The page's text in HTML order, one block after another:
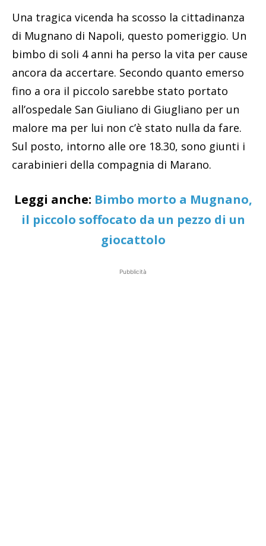
Una tragica vicenda ha scosso la cittadinanza
di Mugnano di Napoli, questo pomeriggio. Un
bimbo di soli 4 anni ha perso la vita per cause
ancora da accertare. Secondo quanto emerso
fino a ora il piccolo sarebbe stato portato
all’ospedale San Giuliano di Giugliano per un
malore ma per lui non c’è stato nulla da fare.
Sul posto, intorno alle ore 18.30, sono giunti i
carabinieri della compagnia di Marano.
Leggi anche: Bimbo morto a Mugnano,
il piccolo soffocato da un pezzo di un
giocattolo
Pubblicità